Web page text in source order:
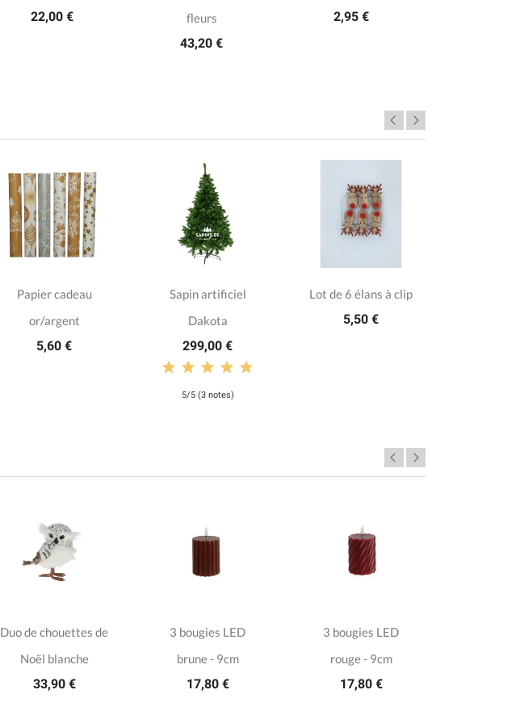
22,00 €
fleurs
43,20 €
2,95 €
Papier cadeau
or/argent
5,60 €
Sapin artificiel
Dakota
299,00 €
5/5 (3 notes)
Lot de 6 élans à clip
5,50 €
Duo de chouettes de
Noël blanche
33,90 €
3 bougies LED
brune - 9cm
17,80 €
3 bougies LED
rouge - 9cm
17,80 €